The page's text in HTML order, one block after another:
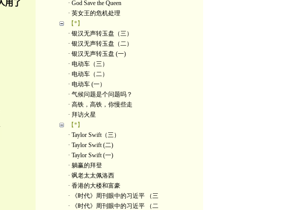
用了
· God Save the Queen
· 英女王的危机处理
【*】
· 银汉无声转玉盘（三）
· 银汉无声转玉盘（二）
· 银汉无声转玉盘 (一)
· 电动车（三）
· 电动车（二）
· 电动车 (一）
· 气候问题是个问题吗？
· 高铁，高铁，你慢些走
· 拜访火星
【*】
· Taylor Swift（三）
· Taylor Swift (二)
· Taylor Swift (一)
· 躺赢的拜登
· 飒老太太佩洛西
· 香港的大楼和富豪
· 《时代》周刊眼中的习近平 （三
· 《时代》周刊眼中的习近平 （二